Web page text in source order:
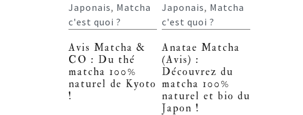
Japonais, Matcha
c'est quoi ?
Avis Matcha &
CO : Du thé
matcha 100%
naturel de Kyoto
!
Japonais, Matcha
c'est quoi ?
Anatae Matcha
(Avis) :
Découvrez du
matcha 100%
naturel et bio du
Japon !